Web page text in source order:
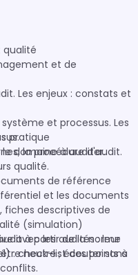
qualité
et de
Les enjeux : constats et
et processus. Les
la procédure d'audit.
pratique
domaine à auditer.
qualité.
de référence
et les documents
fiches descriptives de
à partir de la norme
: check-list des points à
(simulation)
avec les audités : leur
neutre ; écouter sans